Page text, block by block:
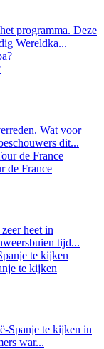
programma. Deze
Wereldka...
Wat voor
dit...
de France
heet in
tijd...
te kijken
Spanje te kijken in
war...